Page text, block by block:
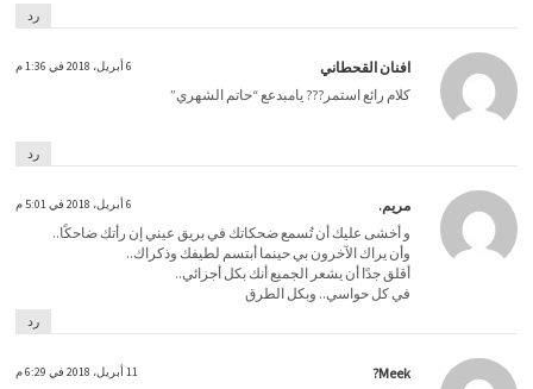
رد
افنان القحطاني 6 أبريل، 2018 في 1:36 م
كلام رائع استمر??? يامبدعع “حاتم الشهري”
رد
مريم. 6 أبريل، 2018 في 5:01 م
و أخشى عليك أن تُسمع ضحكاتك في بريق عيني إن رأتك ضاحكًا..
وأن يراك الآخرون بي حينما أبتسم لطيفك وذكراك..
أقلق جدًا أن يشعر الجميع أنك بكل أجزائي..
في كل حواسي.. وبكل الطرق
رد
Meek? 11 أبريل، 2018 في 6:29 م